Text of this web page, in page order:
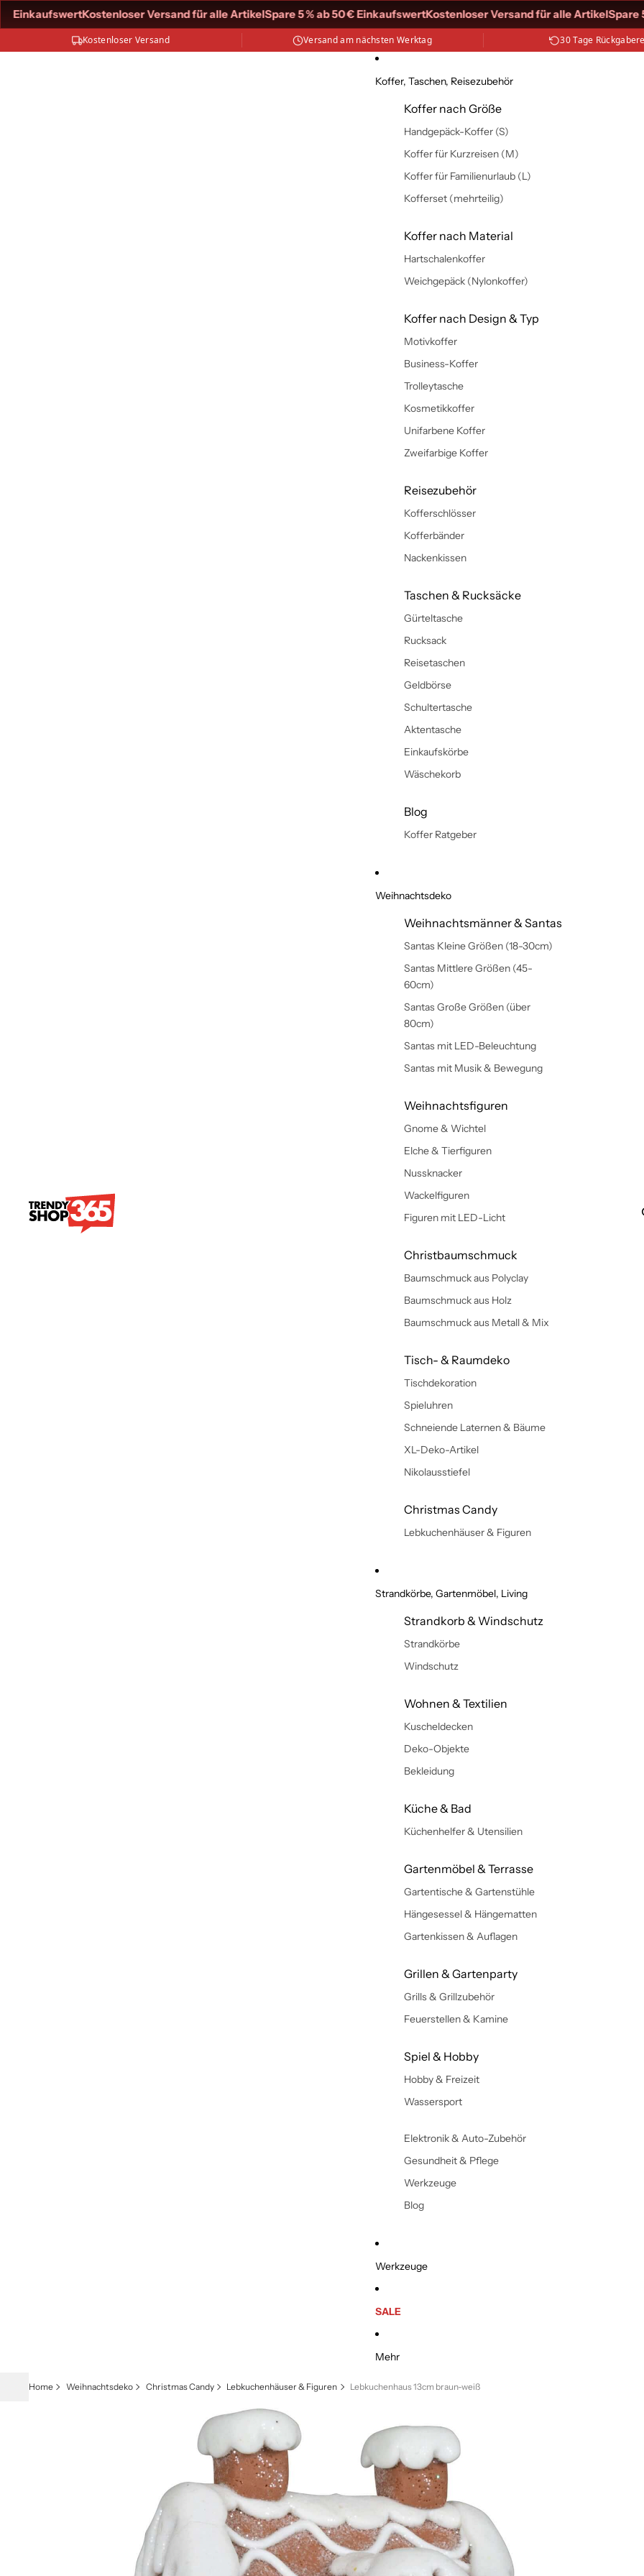
Kostenloser Versand für alle ArtikelSpare 5 % ab 50 € EinkaufswertKostenloser Versand für alle ArtikelSpare 5
Kostenloser Versand Versand am nächsten Werktag 30 Tage
Koffer, Taschen, Reisezubehör
Koffer nach Größe
Handgepäck-Koffer (S)
Koffer für Kurzreisen (M)
Koffer für Familienurlaub (L)
Kofferset (mehrteilig)
Koffer nach Material
Hartschalenkoffer
Weichgepäck (Nylonkoffer)
Koffer nach Design & Typ
Motivkoffer
Business-Koffer
Trolleytasche
Kosmetikkoffer
Unifarbene Koffer
Zweifarbige Koffer
Reisezubehör
Kofferschlösser
Kofferbänder
Nackenkissen
Taschen & Rucksäcke
Gürteltasche
Rucksack
Reisetaschen
Geldbörse
Schultertasche
Aktentasche
Einkaufskörbe
Wäschekorb
Blog
Koffer Ratgeber
Weihnachtsdeko
Weihnachtsmänner & Santas
Santas Kleine Größen (18-30cm)
Santas Mittlere Größen (45-
60cm)
Santas Große Größen (über
80cm)
Santas mit LED-Beleuchtung
Santas mit Musik & Bewegung
Weihnachtsfiguren
Gnome & Wichtel
Elche & Tierfiguren
Nussknacker
Wackelfiguren
Figuren mit LED-Licht
Christbaumschmuck
Baumschmuck aus Polyclay
Baumschmuck aus Holz
Baumschmuck aus Metall & Mix
Tisch- & Raumdeko
Tischdekoration
Spieluhren
Schneiende Laternen & Bäume
XL-Deko-Artikel
Nikolausstiefel
Christmas Candy
Lebkuchenhäuser & Figuren
Strandkörbe, Gartenmöbel, Living
Strandkorb & Windschutz
Strandkörbe
Windschutz
Wohnen & Textilien
Kuscheldecken
Deko-Objekte
Bekleidung
Küche & Bad
Küchenhelfer & Utensilien
Gartenmöbel & Terrasse
Gartentische & Gartenstühle
Hängesessel & Hängematten
Gartenkissen & Auflagen
Grillen & Gartenparty
Grills & Grillzubehör
Feuerstellen & Kamine
Spiel & Hobby
Hobby & Freizeit
Wassersport
Elektronik & Auto-Zubehör
Gesundheit & Pflege
Werkzeuge
Blog
Werkzeuge
SALE
Mehr
Home Weihnachtsdeko Christmas Candy Lebkuchenhäuser & Figuren Lebkuchenhaus 13cm braun-weiß